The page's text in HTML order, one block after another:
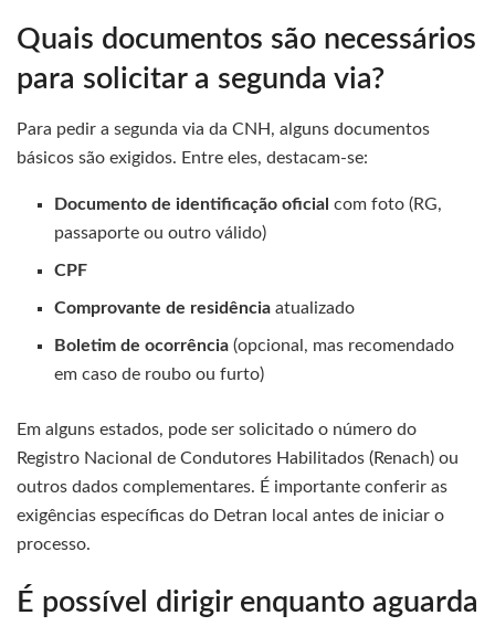
Quais documentos são necessários
para solicitar a segunda via?
Para pedir a segunda via da CNH, alguns documentos
básicos são exigidos. Entre eles, destacam-se:
Documento de identificação oficial com foto (RG,
passaporte ou outro válido)
CPF
Comprovante de residência atualizado
Boletim de ocorrência (opcional, mas recomendado
em caso de roubo ou furto)
Em alguns estados, pode ser solicitado o número do
Registro Nacional de Condutores Habilitados (Renach) ou
outros dados complementares. É importante conferir as
exigências específicas do Detran local antes de iniciar o
processo.
É possível dirigir enquanto aguarda